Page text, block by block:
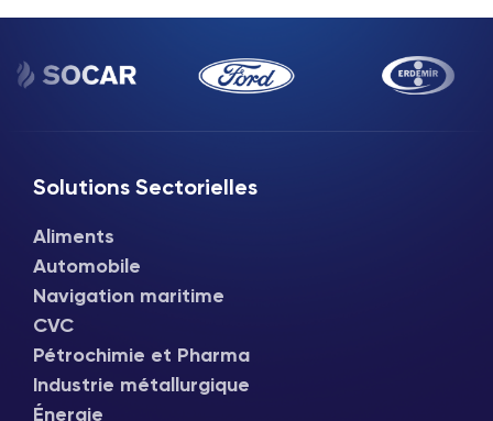
Solutions Sectorielles
Aliments
Automobile
Navigation maritime
CVC
Pétrochimie et Pharma
Industrie métallurgique
Énergie